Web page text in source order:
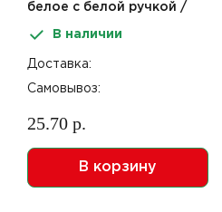
белое с белой ручкой /
В наличии
Доставка:
Самовывоз:
25.70 р.
В корзину